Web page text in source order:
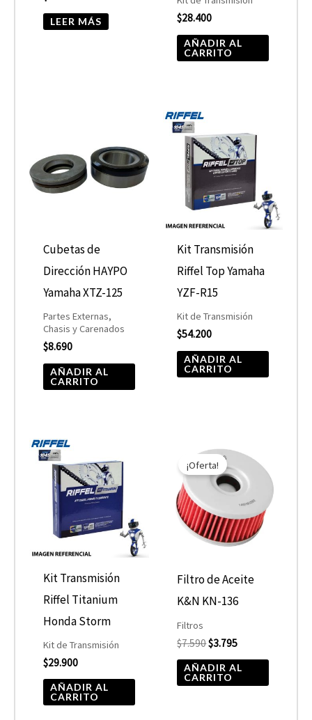
LEER MÁS $28.400
AÑADIR AL
CARRITO
Cubetas de
Dirección HAYPO
Yamaha XTZ-125
Partes Externas,
Chasis y Carenados
$8.690
AÑADIR AL
CARRITO
Kit Transmisión
Riffel Top Yamaha
YZF-R15
Kit de Transmisión
$54.200
AÑADIR AL
CARRITO
Kit Transmisión
Riffel Titanium
Honda Storm
Kit de Transmisión
$29.900
AÑADIR AL
CARRITO
¡Oferta!
Filtro de Aceite
K&N KN-136
Filtros
$7.590
precio
original
era:
$3.795
precio
actual
es:
$3.795.
AÑADIR AL
CARRITO